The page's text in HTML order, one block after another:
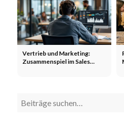
Vertrieb und Marketing:
Zusammenspiel im Sales